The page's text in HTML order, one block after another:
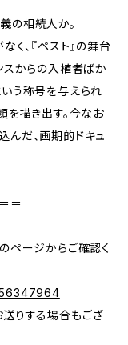
の相続人か。
く、『ペスト』の舞台
スからの入植者ばか
う称号を与えられ
を描き出す。今なお
んだ、画期的ドキュ
＝
ページからご確認く
りする場合もござ